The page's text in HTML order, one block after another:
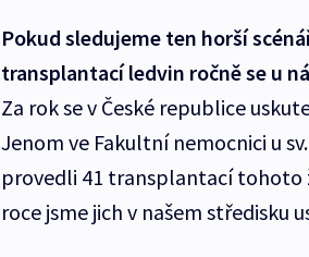
Pokud sledujeme ten horší
transplantací ledvin ročně se u
Za rok se v České republice
Jenom ve Fakultní nemocnici u
provedli 41 transplantací tohoto
roce jsme jich v našem středisku